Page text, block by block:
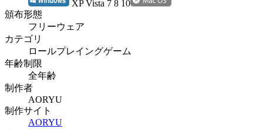
XP Vista 7 8 10
頒布形態
フリーウェア
カテゴリ
ロールプレイングゲーム
年齢制限
全年齢
制作者
AORYU
制作サイト
AORYU